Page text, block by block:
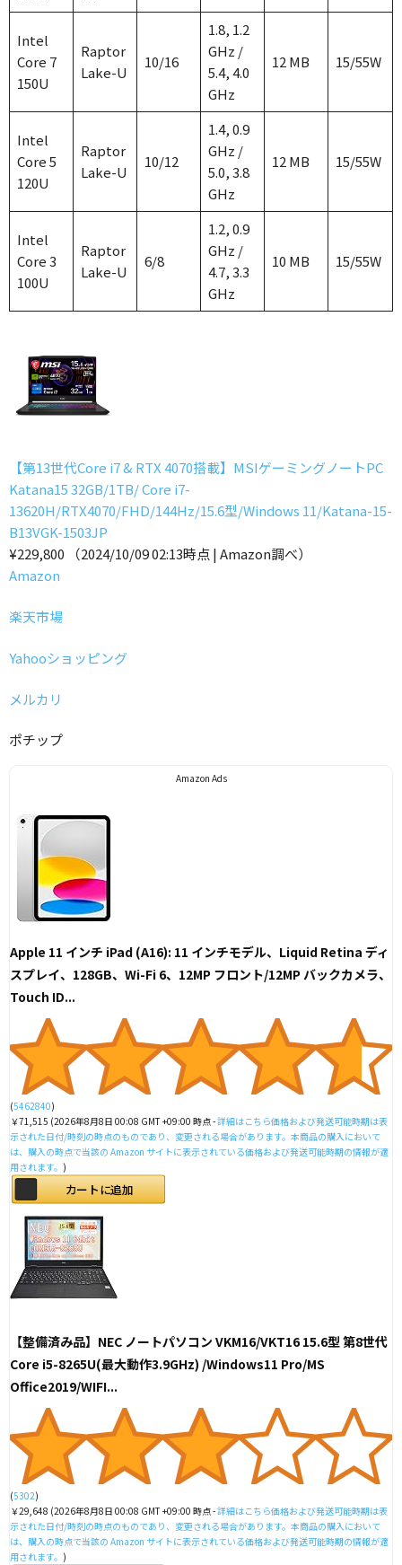
Intel
Core 7
150U
Raptor
Lake-U
10/16
1.8, 1.2
GHz /
5.4, 4.0
GHz
12 MB 15/55W
Intel
Core 5
120U
Raptor
Lake-U
10/12
1.4, 0.9
GHz /
5.0, 3.8
GHz
12 MB 15/55W
Intel
Core 3
100U
Raptor
Lake-U
6/8
1.2, 0.9
GHz /
4.7, 3.3
GHz
10 MB 15/55W
【第13世代Core i7 & RTX 4070搭載】MSIゲーミングノートPC
Katana15 32GB/1TB/ Core i7-
13620H/RTX4070/FHD/144Hz/15.6型/Windows 11/Katana-15-
B13VGK-1503JP
¥229,800
（2024/10/09 02:13時点 | Amazon調べ）
Amazon
楽天市場
Yahooショッピング
メルカリ
ポチップ
Amazon Ads
Apple 11 インチ iPad (A16): 11 インチモデル、Liquid Retina ディ
スプレイ、128GB、Wi-Fi 6、12MP フロント/12MP バックカメラ、
Touch ID...
(5462840)
￥71,515 (2026年8月8日 00:08 GMT +09:00 時点 -詳細はこちら価格および発送可能時期は表
示された日付/時刻の時点のものであり、変更される場合があります。本商品の購入において
は、購入の時点で当該の Amazon サイトに表示されている価格および発送可能時期の情報が適
用されます。 )
カートに追加
【整備済み品】NEC ノートパソコン VKM16/VKT16 15.6型 第8世代
Core i5-8265U(最大動作3.9GHz) /Windows11 Pro/MS
Office2019/WIFI...
(5302)
￥29,648 (2026年8月8日 00:08 GMT +09:00 時点 -詳細はこちら価格および発送可能時期は表
示された日付/時刻の時点のものであり、変更される場合があります。本商品の購入において
は、購入の時点で当該の Amazon サイトに表示されている価格および発送可能時期の情報が適
用されます。 )